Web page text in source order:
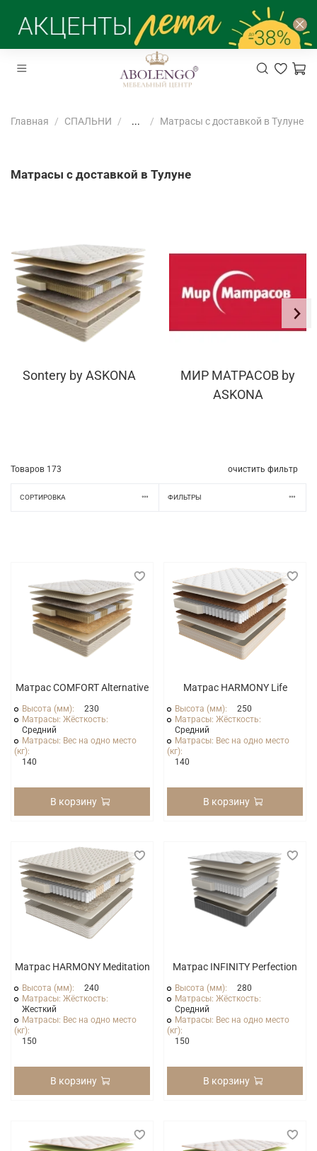
Главная СПАЛЬНИ ... Матрасы с доставкой в Тулуне
Матрасы с доставкой в Тулуне
Sontery by ASKONA
МИР МАТРАСОВ by
ASKONA
Товаров 173 очистить фильтр
СОРТИРОВКА ФИЛЬТРЫ
Матрас COMFORT Alternative
Высота (мм):
230
Матрасы: Жёсткость:
Средний
Матрасы: Вес на одно место
(кг):
140
В корзину
Матрас HARMONY Life
Высота (мм):
250
Матрасы: Жёсткость:
Средний
Матрасы: Вес на одно место
(кг):
140
В корзину
Матрас HARMONY Meditation
Высота (мм):
240
Матрасы: Жёсткость:
Жесткий
Матрасы: Вес на одно место
(кг):
150
В корзину
Матрас INFINITY Perfection
Высота (мм):
280
Матрасы: Жёсткость:
Средний
Матрасы: Вес на одно место
(кг):
150
В корзину